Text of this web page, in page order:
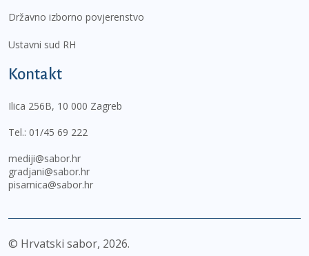
Državno izborno povjerenstvo
Ustavni sud RH
Kontakt
Ilica 256B, 10 000 Zagreb
Tel.: 01/45 69 222
mediji@sabor.hr
gradjani@sabor.hr
pisarnica@sabor.hr
© Hrvatski sabor, 2026